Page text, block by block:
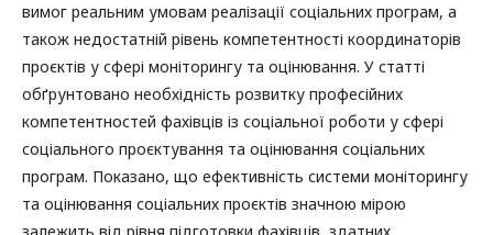
вимог реальним умовам реалізації соціальних програм, а
також недостатній рівень компетентності координаторів
проєктів у сфері моніторингу та оцінювання. У статті
обґрунтовано необхідність розвитку професійних
компетентностей фахівців із соціальної роботи у сфері
соціального проєктування та оцінювання соціальних
програм. Показано, що ефективність системи моніторингу
та оцінювання соціальних проєктів значною мірою